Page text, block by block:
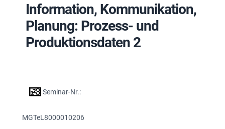
Information, Kommunikation,
Planung: Prozess- und
Produktionsdaten 2
Seminar-Nr.:
MGTeL8000010206